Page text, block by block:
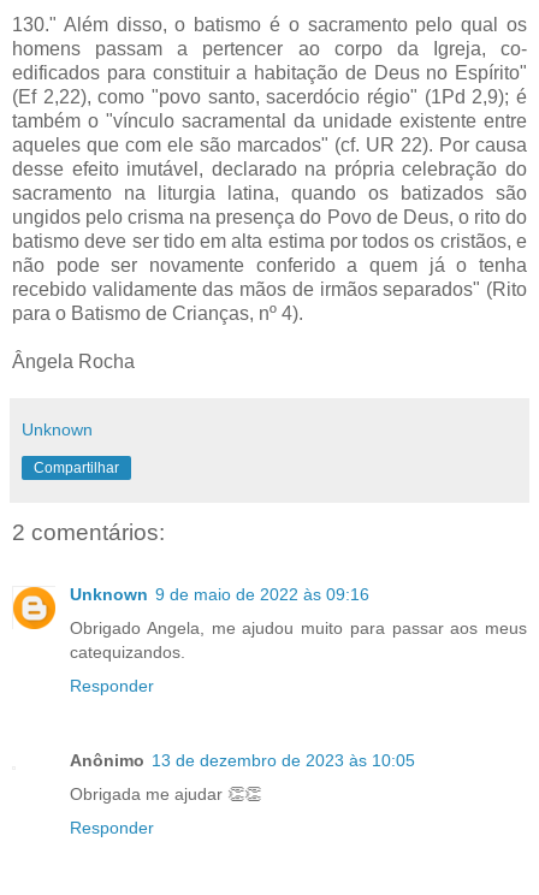
130." Além disso, o batismo é o sacramento pelo qual os
homens passam a pertencer ao corpo da Igreja, co-
edificados para constituir a habitação de Deus no Espírito"
(Ef 2,22), como "povo santo, sacerdócio régio" (1Pd 2,9); é
também o "vínculo sacramental da unidade existente entre
aqueles que com ele são marcados" (cf. UR 22). Por causa
desse efeito imutável, declarado na própria celebração do
sacramento na liturgia latina, quando os batizados são
ungidos pelo crisma na presença do Povo de Deus, o rito do
batismo deve ser tido em alta estima por todos os cristãos, e
não pode ser novamente conferido a quem já o tenha
recebido validamente das mãos de irmãos separados" (Rito
para o Batismo de Crianças, nº 4).
Ângela Rocha
Unknown
Compartilhar
2 comentários:
Unknown 9 de maio de 2022 às 09:16
Obrigado Angela, me ajudou muito para passar aos meus
catequizandos.
Responder
Anônimo 13 de dezembro de 2023 às 10:05
Obrigada me ajudar 👏👏
Responder